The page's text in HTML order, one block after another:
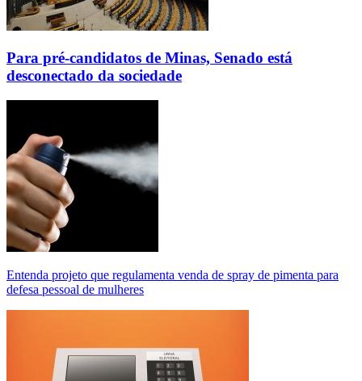
Para pré-candidatos de Minas, Senado está
desconectado da sociedade
Entenda projeto que regulamenta venda de spray de pimenta para
defesa pessoal de mulheres